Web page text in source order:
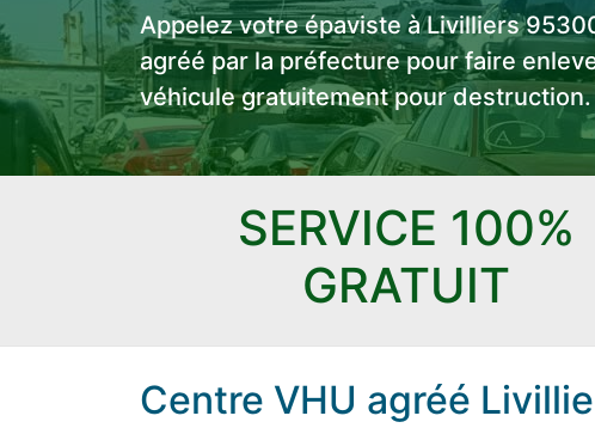
Appelez votre épaviste à Livilliers
agréé par la préfecture pour faire
véhicule gratuitement pour destruction.
SERVICE 100%
GRATUIT
Centre VHU agréé